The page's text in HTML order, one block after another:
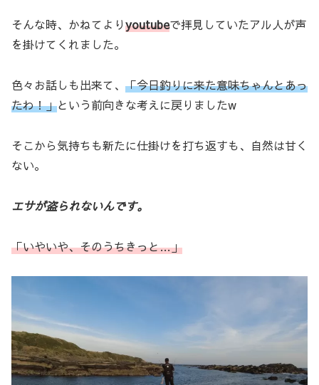
そんな時、かねてよりyoutubeで拝見していたアル人が声
を掛けてくれました。
色々お話しも出来て、 「今日釣りに来た意味ちゃんとあっ
たわ！」という前向きな考えに戻りましたw
そこから気持ちも新たに仕掛けを打ち返すも、自然は甘く
ない。
エサが盗られないんです。
「いやいや、そのうちきっと…」